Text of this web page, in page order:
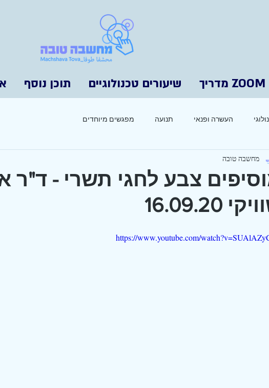
ZOOM מדריך שיעורים טכנולוגיים תוכן נוסף
העשרה ופנאי תנועה מפגשים מיוחדים
צבע לחגי תשרי - ד"ר
16.09.20
מחשבה טובה
https://www.youtube.com/